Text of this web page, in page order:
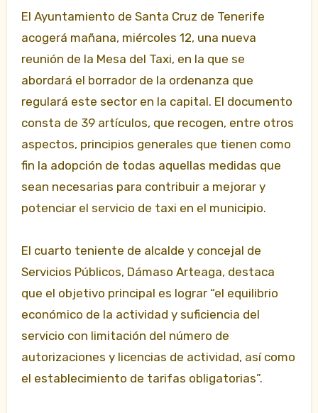
El Ayuntamiento de Santa Cruz de Tenerife
acogerá mañana, miércoles 12, una nueva
reunión de la Mesa del Taxi, en la que se
abordará el borrador de la ordenanza que
regulará este sector en la capital. El documento
consta de 39 artículos, que recogen, entre otros
aspectos, principios generales que tienen como
fin la adopción de todas aquellas medidas que
sean necesarias para contribuir a mejorar y
potenciar el servicio de taxi en el municipio.
El cuarto teniente de alcalde y concejal de
Servicios Públicos, Dámaso Arteaga, destaca
que el objetivo principal es lograr “el equilibrio
económico de la actividad y suficiencia del
servicio con limitación del número de
autorizaciones y licencias de actividad, así como
el establecimiento de tarifas obligatorias”.